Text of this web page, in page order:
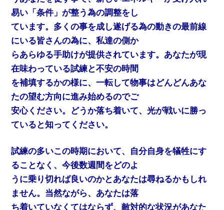
易い「条件」が整う為の調整をし
ています。多くの事を成し遂げる為の動きの最前線
にいる皆さんの為に、私達の側か
らあらゆる手助けが提供されています。あなたが現
在味わっている試練と不安の時間
を補填するかの様に、一転して物事はどんどんあな
たの望む方向に進み始めるのでご
安心ください。どうか落ち着いて、光が戦いに勝っ
ていると知ってください。
試練の多いこの時期において、自分自身を犠牲にす
ることなく、今後数週間をどのよ
うに乗り切れば良いのかとあなたは尋ねるかもしれ
ません。当然ながら、あなたは落
ち着いていなくてはならず、敵対的な状況があなた